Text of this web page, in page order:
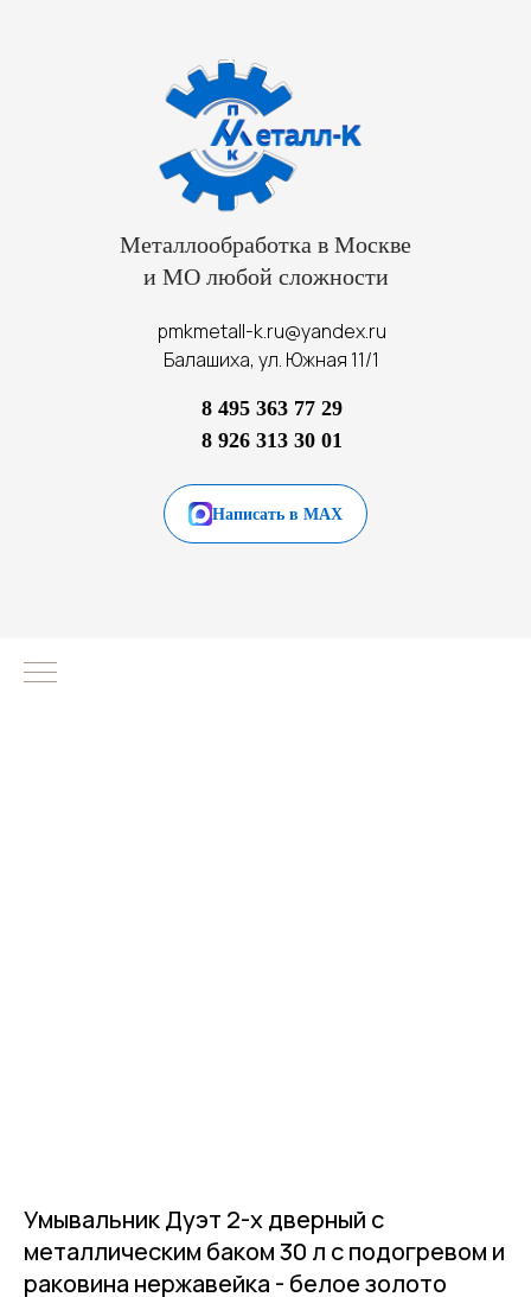
Металлообработка в Москве
и МО любой сложности
pmkmetall-k.ru@yandex.ru
Балашиха, ул. Южная 11/1
8 495 363 77 29
8 926 313 30 01
Написать в MAX
Умывальник Дуэт 2-х дверный c
металлическим баком 30 л с подогревом и
раковина нержавейка - белое золото